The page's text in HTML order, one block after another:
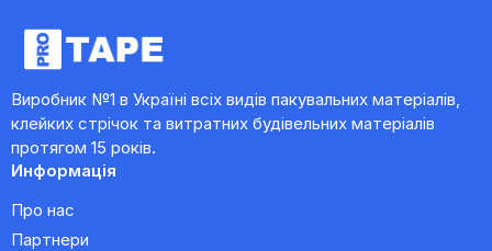
Виробник №1 в Україні всіх видів пакувальних матеріалів,
клейких стрічок та витратних будівельних матеріалів
протягом 15 років.
Информація
Про нас
Партнери